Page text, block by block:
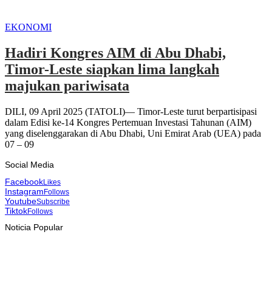
EKONOMI
Hadiri Kongres AIM di Abu Dhabi,
Timor-Leste siapkan lima langkah
majukan pariwisata
DILI, 09 April 2025 (TATOLI)— Timor-Leste turut berpartisipasi
dalam Edisi ke-14 Kongres Pertemuan Investasi Tahunan (AIM)
yang diselenggarakan di Abu Dhabi, Uni Emirat Arab (UEA) pada
07 – 09
Social Media
FacebookLikes
InstagramFollows
YoutubeSubscribe
TiktokFollows
Noticia Popular